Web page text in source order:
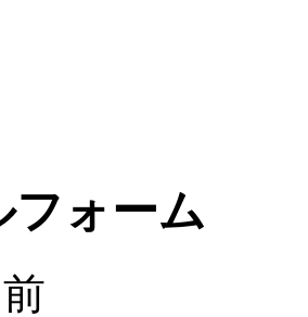
フォーム